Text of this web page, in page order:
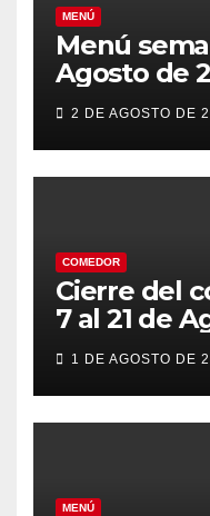
MENÚ
Menú
Agosto de
2 DE AGOSTO DE
COMEDOR
Cierre del
7 al 21 de
vacaciones
1 DE AGOSTO DE
MENÚ